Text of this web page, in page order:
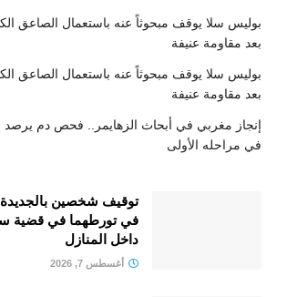
بوليس سلا يوقف مبحوثاً عنه باستعمال الصاعق
بعد مقاومة عنيفة
بوليس سلا يوقف مبحوثاً عنه باستعمال الصاعق
بعد مقاومة عنيفة
إنجاز مغربي في أبحاث الزهايمر.. فحص دم
في مراحله الأولى
توقيف شخصين بالجديدة
في تورطهما في قضية
داخل المنازل
أغسطس 7, 2026